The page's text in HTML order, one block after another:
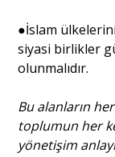
●İslam
siyasi birlikler
olunmalıdır.
Bu alanların
toplumun her
yönetişim